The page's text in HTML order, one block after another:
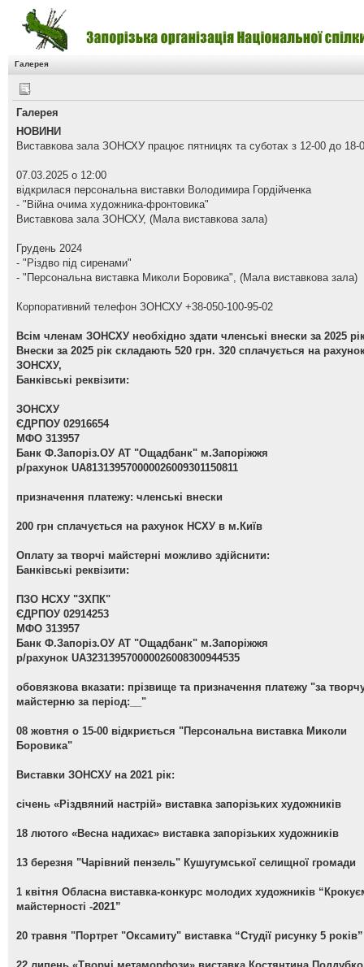
Галерея
Галерея
НОВИНИ
Виставкова зала ЗОНСХУ працює пятницях та суботах з 12-00 до 18-
07.03.2025 о 12:00
відкрилася персональна виставки Володимира Гордійченка
- "Війна очима художника-фронтовика"
Виставкова зала ЗОНСХУ, (Мала виставкова зала)
Грудень 2024
- "Різдво під сиренами"
- "Персональна виставка Миколи Боровика", (Мала виставкова зала)
Корпоративний телефон ЗОНСХУ +38-050-100-95-02
Всім членам ЗОНСХУ необхідно здати членські внески за 2025
Внески за 2025 рік складають 520 грн. 320 сплачується на
ЗОНСХУ,
Банківські реквізити:
ЗОНСХУ
ЄДРПОУ 02916654
МФО 313957
Банк Ф.Запоріз.ОУ АТ "Ощадбанк" м.Запоріжжя
р/рахунок UA813139570000026009301150811
призначення платежу: членські внески
200 грн сплачується на рахунок НСХУ в м.Київ
Оплату за творчі майстерні можливо здійснити:
Банківські реквізити:
ПЗО НСХУ "ЗХПК"
ЄДРПОУ 02914253
МФО 313957
Банк Ф.Запоріз.ОУ АТ "Ощадбанк" м.Запоріжжя
р/рахунок UA323139570000026008300944535
обовязкова вказати: прізвище та призначення платежу "за
майстерню за період:__"
08 жовтня о 15-00 відкриється "Персональна виставка Миколи
Боровика"
Виставки ЗОНСХУ на 2021 рік:
січень «Різдвяний настрій» виставка запорізьких художників
18 лютого «Весна надихає» виставка запорізьких художників
13 березня "Чарівний пензель" Кушугумської селищної громади
1 квітня Обласна виставка-конкурс молодих художників
майстерності -2021”
20 травня "Портрет "Оксамиту" виставка “Студії рисунку 5 років”